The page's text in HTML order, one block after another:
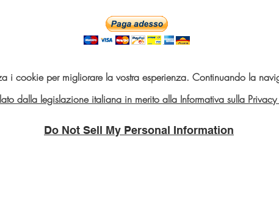
i cookie per migliorare la vostra esperienza. Continuando la
dalla legislazione italiana in merito alla Informativa sulla
Do Not Sell My Personal Information